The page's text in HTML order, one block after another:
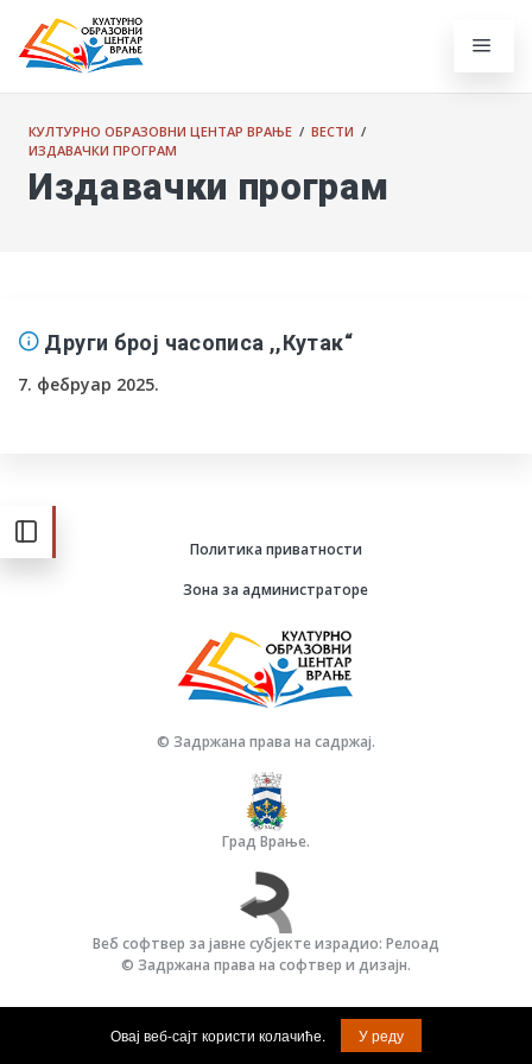
КУЛТУРНО ОБРАЗОВНИ ЦЕНТАР ВРАЊЕ / ВЕСТИ /
ИЗДАВАЧКИ ПРОГРАМ
Издавачки програм
Други број часописа ,,Кутак“
7. фебруар 2025.
Политика приватности
Зона за администраторе
© Задржана права на садржај.
Град Врање.
Веб софтвер за јавне субјекте израдио: Релоад
© Задржана права на софтвер и дизајн.
Овај веб-сајт користи колачиће. У реду